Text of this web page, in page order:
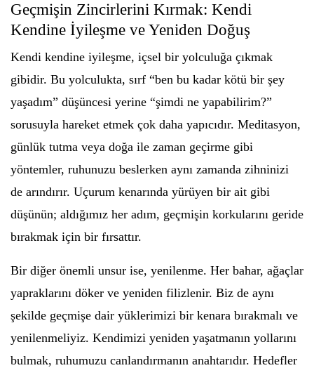
Geçmişin Zincirlerini Kırmak: Kendi
Kendine İyileşme ve Yeniden Doğuş
Kendi kendine iyileşme, içsel bir yolculuğa çıkmak
gibidir. Bu yolculukta, sırf “ben bu kadar kötü bir şey
yaşadım” düşüncesi yerine “şimdi ne yapabilirim?”
sorusuyla hareket etmek çok daha yapıcıdır. Meditasyon,
günlük tutma veya doğa ile zaman geçirme gibi
yöntemler, ruhunuzu beslerken aynı zamanda zihninizi
de arındırır. Uçurum kenarında yürüyen bir ait gibi
düşünün; aldığımız her adım, geçmişin korkularını geride
bırakmak için bir fırsattır.
Bir diğer önemli unsur ise, yenilenme. Her bahar, ağaçlar
yapraklarını döker ve yeniden filizlenir. Biz de aynı
şekilde geçmişe dair yüklerimizi bir kenara bırakmalı ve
yenilenmeliyiz. Kendimizi yeniden yaşatmanın yollarını
bulmak, ruhumuzu canlandırmanın anahtarıdır. Hedefler